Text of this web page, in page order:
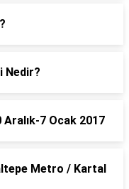
Nedir?
7 Ocak 2017
Metro / Kartal